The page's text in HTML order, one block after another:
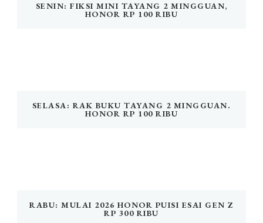
SENIN: FIKSI MINI TAYANG 2 MINGGUAN,
HONOR RP 100 RIBU
SELASA: RAK BUKU TAYANG 2 MINGGUAN.
HONOR RP 100 RIBU
RABU: MULAI 2026 HONOR PUISI ESAI GEN Z
RP 300 RIBU